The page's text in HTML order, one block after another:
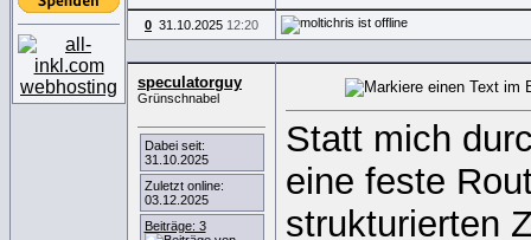
0 31.10.2025 12:20
speculatorguy
Grünschnabel
Dabei seit:
31.10.2025
Zuletzt online:
03.12.2025
Beiträge: 3
Statt mich
eine feste
strukturierten